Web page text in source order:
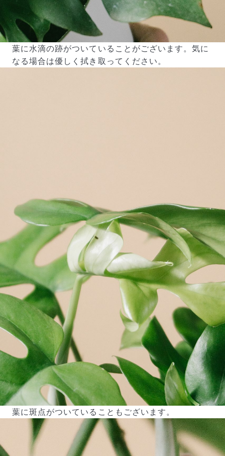
葉に水滴の跡がついていることがございます。気に
なる場合は優しく拭き取ってください。
葉に斑点がついていることもございます。